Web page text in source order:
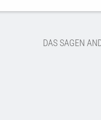
DAS SAGEN